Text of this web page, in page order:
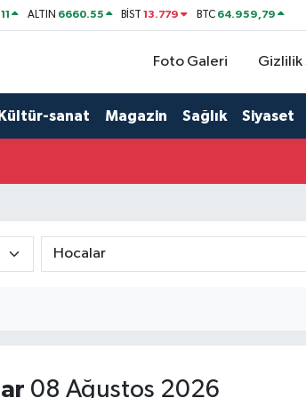
ALTIN 6660.55 BİST13.779 BTC 64.959,79
Foto Galeri Gizlilik
Kültür-sanat Magazin Sağlık Siyaset
08 Ağustos 2026